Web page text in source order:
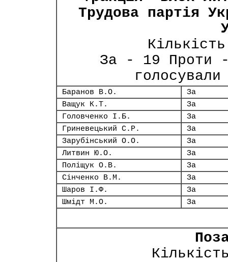
Трудова партія
За - 19 Проти
Баранов В.О.
За
Ващук К.Т.
За
Головченко І.Б.
За
Гриневецький С.Р.
За
Зарубінський О.О.
За
Литвин Ю.О.
За
Поліщук О.В.
За
Сінченко В.М.
За
Шаров І.Ф.
За
Шмідт М.О.
За